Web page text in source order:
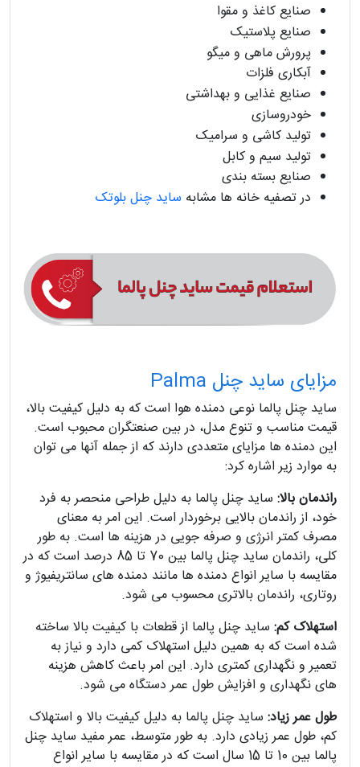
صنایع کاغذ و مقوا
صنایع پلاستیک
پرورش ماهی و میگو
آبکاری فلزات
صنایع غذایی و بهداشتی
خودروسازی
تولید کاشی و سرامیک
تولید سیم و کابل
صنایع بسته بندی
در تصفیه خانه ها مشابه ساید چنل بلوتک
مزایای ساید چنل Palma
ساید چنل پالما نوعی دمنده هوا است که به دلیل کیفیت بالا،
قیمت مناسب و تنوع مدل، در بین صنعتگران محبوب است.
این دمنده ها مزایای متعددی دارند که از جمله آنها می توان
به موارد زیر اشاره کرد:
راندمان بالا: ساید چنل پالما به دلیل طراحی منحصر به فرد
خود، از راندمان بالایی برخوردار است. این امر به معنای
مصرف کمتر انرژی و صرفه جویی در هزینه ها است. به طور
کلی، راندمان ساید چنل پالما بین 70 تا 85 درصد است که در
مقایسه با سایر انواع دمنده ها مانند دمنده های سانتریفیوژ و
روتاری، راندمان بالاتری محسوب می شود.
استهلاک کم: ساید چنل پالما از قطعات با کیفیت بالا ساخته
شده است که به همین دلیل استهلاک کمی دارد و نیاز به
تعمیر و نگهداری کمتری دارد. این امر باعث کاهش هزینه
های نگهداری و افزایش طول عمر دستگاه می شود.
طول عمر زیاد: ساید چنل پالما به دلیل کیفیت بالا و استهلاک
کم، طول عمر زیادی دارد. به طور متوسط، عمر مفید ساید چنل
پالما بین 10 تا 15 سال است که در مقایسه با سایر انواع